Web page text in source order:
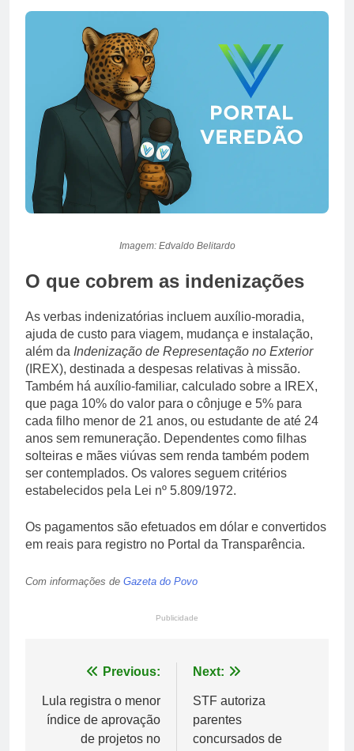
Imagem: Edvaldo Belitardo
O que cobrem as indenizações
As verbas indenizatórias incluem auxílio-moradia,
ajuda de custo para viagem, mudança e instalação,
além da Indenização de Representação no Exterior
(IREX), destinada a despesas relativas à missão.
Também há auxílio-familiar, calculado sobre a IREX,
que paga 10% do valor para o cônjuge e 5% para
cada filho menor de 21 anos, ou estudante de até 24
anos sem remuneração. Dependentes como filhas
solteiras e mães viúvas sem renda também podem
ser contemplados. Os valores seguem critérios
estabelecidos pela Lei nº 5.809/1972.
Os pagamentos são efetuados em dólar e convertidos
em reais para registro no Portal da Transparência.
Com informações de Gazeta do Povo
Publicidade
Navegação
de
Previous:
Lula registra o menor
índice de aprovação
de projetos no
Next:
STF autoriza
parentes
concursados de